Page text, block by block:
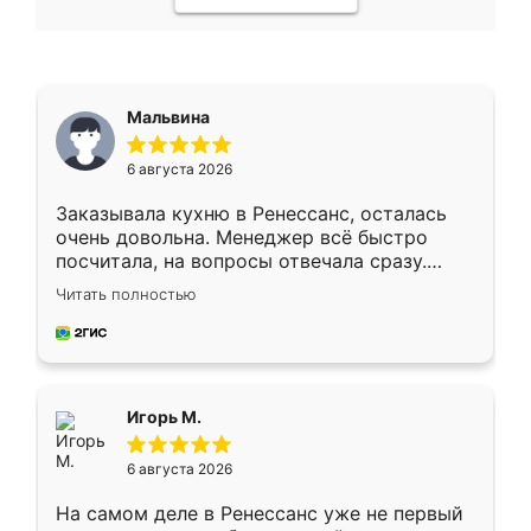
Мальвина
6 августа 2026
Заказывала кухню в Ренессанс, осталась
очень довольна. Менеджер всё быстро
посчитала, на вопросы отвечала сразу.
Замерщик приехал в субботу, подошёл к
делу со всей ответственностью. Собрали
за день, ребята работали аккуратно, даже
Читать полностью
Игорь М.
6 августа 2026
На самом деле в Ренессанс уже не первый